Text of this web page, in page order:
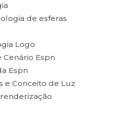
de esferas
Logo
Espn
Espn
e Conceito de Luz